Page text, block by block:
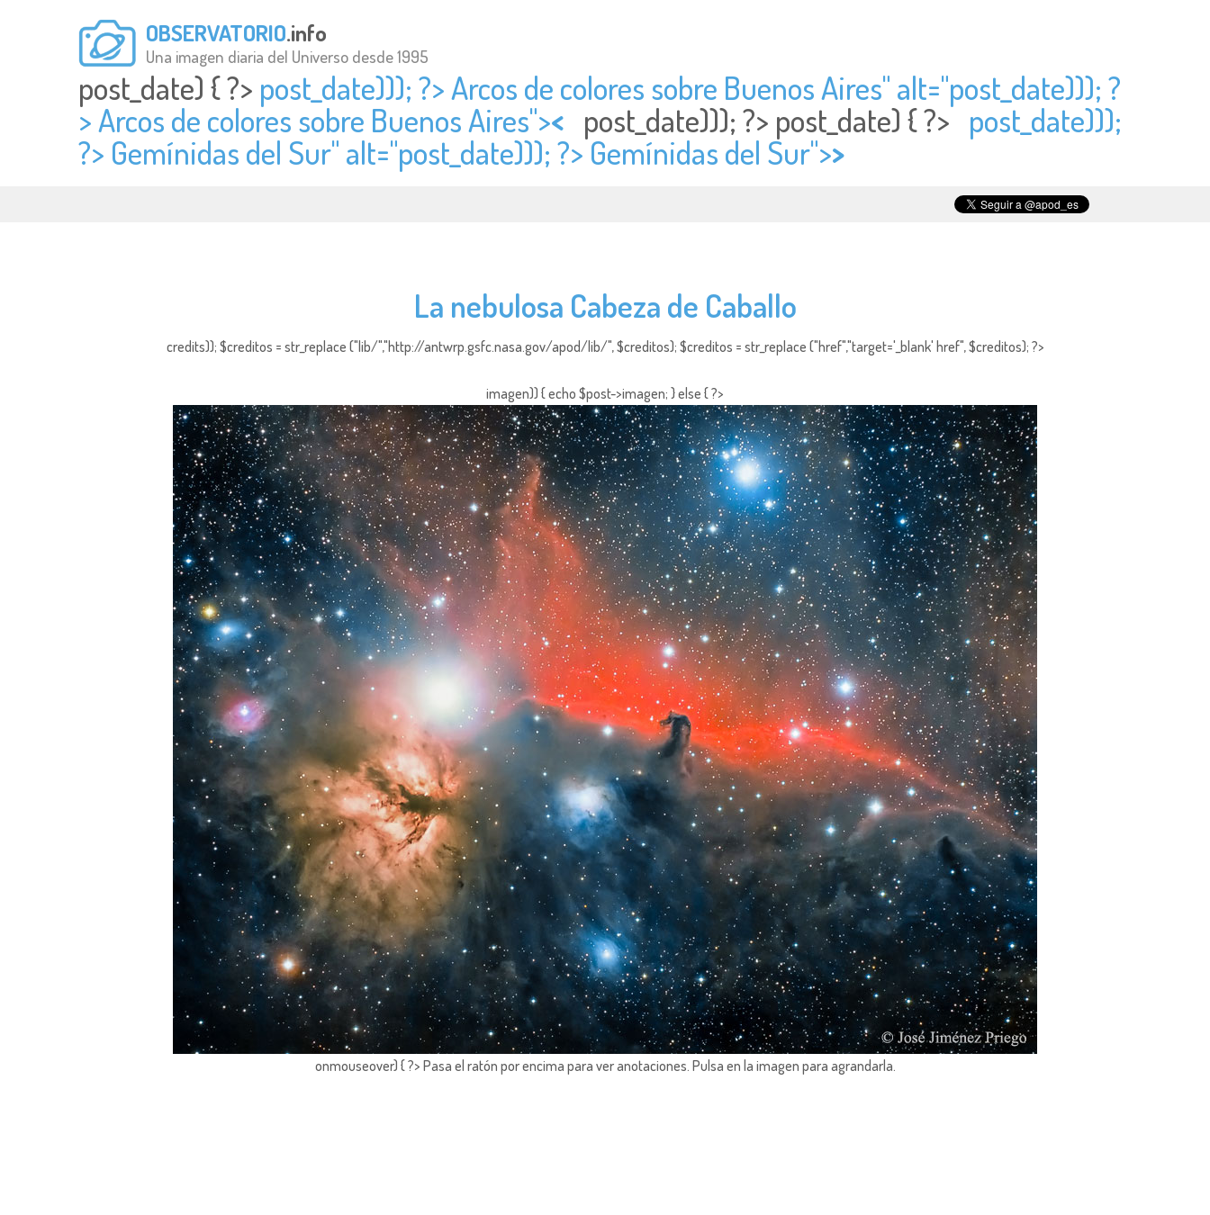
OBSERVATORIO.info
Una imagen diaria del Universo desde 1995
post_date) { ?> post_date))); ?> Arcos de colores sobre Buenos Aires" alt="post_date))); ?
> Arcos de colores sobre Buenos Aires">< post_date))); ?> post_date) { ?> post_date)));
?> Gemínidas del Sur" alt="post_date))); ?> Gemínidas del Sur">>
La nebulosa Cabeza de Caballo
credits)); $creditos = str_replace ("lib/","http://antwrp.gsfc.nasa.gov/apod/lib/", $creditos); $creditos = str_replace ("href","target='_blank' href", $creditos); ?>
imagen)) { echo $post->imagen; } else { ?>
onmouseover) { ?> Pasa el ratón por encima para ver anotaciones. Pulsa en la imagen para agrandarla.